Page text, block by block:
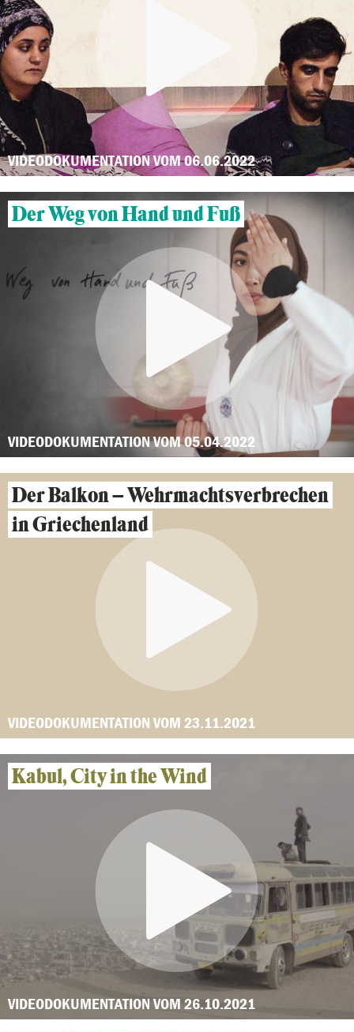
VIDEODOKUMENTATION VOM 06.06.2022
Der Weg von Hand und Fuß
VIDEODOKUMENTATION VOM 05.04.2022
Der Balkon – Wehrmachtsverbrechen
in Griechenland
VIDEODOKUMENTATION VOM 23.11.2021
Kabul, City in the Wind
VIDEODOKUMENTATION VOM 26.10.2021